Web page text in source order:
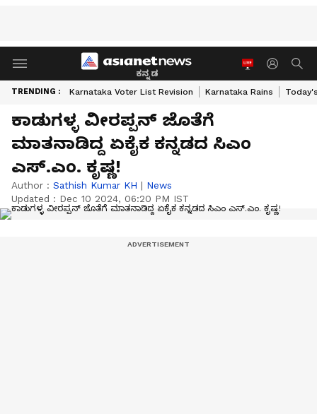
ಕನ್ನಡ
TRENDING : Karnataka Voter List Revision Karnataka Rains
ಕಾಡುಗಳ್ಳ ವೀರಪ್ಪನ್ ಜೊತೆಗೆ
ಮಾತನಾಡಿದ್ದ ಏಕೈಕ ಕನ್ನಡದ ಸಿಎಂ
ಎಸ್.ಎಂ. ಕೃಷ್ಣ!
Author : Sathish Kumar KH | News
Updated : Dec 10 2024, 06:20 PM IST